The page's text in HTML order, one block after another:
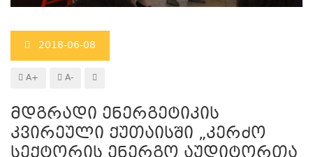
2018-06-08
A+ A-
მდგრადი ენერგეტიკის
კვირეული ქუთაისში „კერძო